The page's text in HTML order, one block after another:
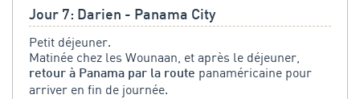
Jour 7: Darien - Panama City
Petit déjeuner.
Matinée chez les Wounaan, et après le déjeuner,
retour à Panama par la route panaméricaine pour
arriver en fin de journée.